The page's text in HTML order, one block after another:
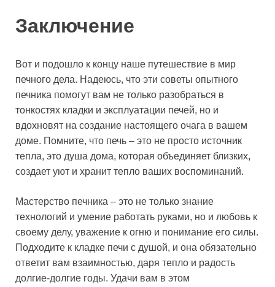
Заключение
Вот и подошло к концу наше путешествие в мир
печного дела. Надеюсь, что эти советы опытного
печника помогут вам не только разобраться в
тонкостях кладки и эксплуатации печей, но и
вдохновят на создание настоящего очага в вашем
доме. Помните, что печь – это не просто источник
тепла, это душа дома, которая объединяет близких,
создает уют и хранит тепло ваших воспоминаний.
Мастерство печника – это не только знание
технологий и умение работать руками, но и любовь к
своему делу, уважение к огню и понимание его силы.
Подходите к кладке печи с душой, и она обязательно
ответит вам взаимностью, даря тепло и радость
долгие-долгие годы. Удачи вам в этом